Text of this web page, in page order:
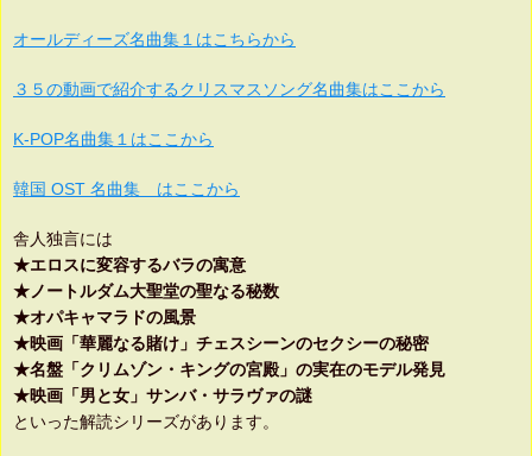
オールディーズ名曲集１はこちらから
３５の動画で紹介するクリスマスソング名曲集はここから
K-POP名曲集１はここから
韓国 OST 名曲集 はここから
舎人独言には
★エロスに変容するバラの寓意
★ノートルダム大聖堂の聖なる秘数
★オパキャマラドの風景
★映画「華麗なる賭け」チェスシーンのセクシーの秘密
★名盤「クリムゾン・キングの宮殿」の実在のモデル発見
★映画「男と女」サンバ・サラヴァの謎
といった解読シリーズがあります。